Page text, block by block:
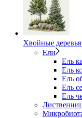
Хвойные
Ели
Ель
Ель
Ель
Ель
Ель